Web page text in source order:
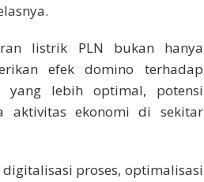
listrik PLN bukan hanya
efek domino terhadap
yang lebih optimal, potensi
aktivitas ekonomi di sekitar
proses, optimalisasi